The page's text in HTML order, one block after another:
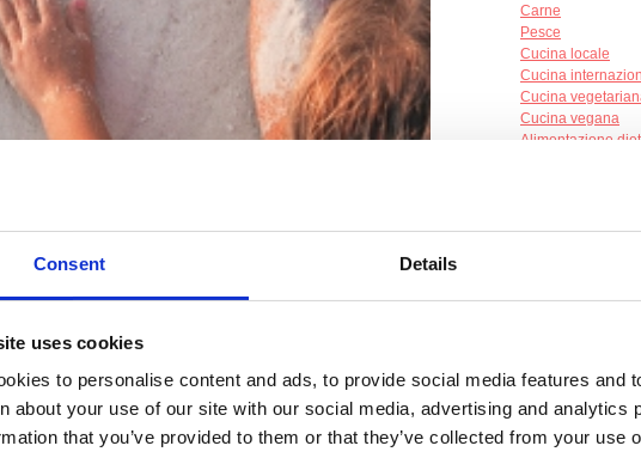
Consent Details
uses cookies
to personalise content and ads, to provide social media features and
about your use of our site with our social media, advertising and analytics
that you’ve provided to them or that they’ve collected from your use
Carne
Pesce
Cucina locale
Cucina
Cucina
Cucina vegana
Alimentazione
Način plaćanja:
Indirizzo: